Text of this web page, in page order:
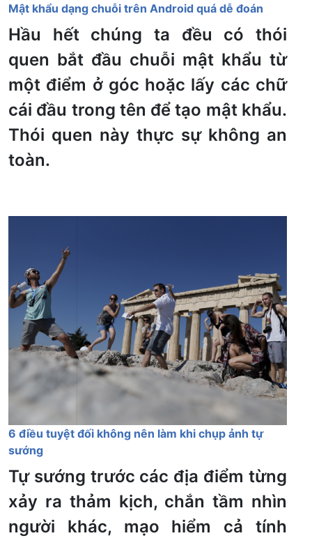
Mật khẩu dạng chuỗi trên Android quá dễ đoán
Hầu hết chúng ta đều có thói
quen bắt đầu chuỗi mật khẩu từ
một điểm ở góc hoặc lấy các chữ
cái đầu trong tên để tạo mật khẩu.
Thói quen này thực sự không an
toàn.
6 điều tuyệt đối không nên làm khi chụp ảnh tự
sướng
Tự sướng trước các địa điểm từng
xảy ra thảm kịch, chắn tầm nhìn
người khác, mạo hiểm cả tính